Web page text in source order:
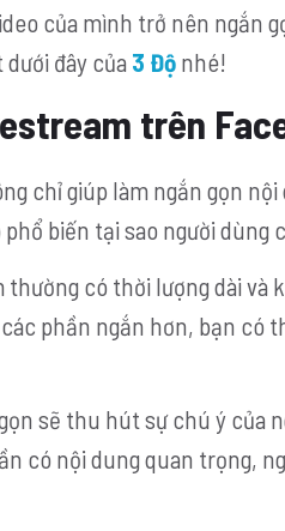
của mình trở nên ngắn
đây của 3 Độ nhé!
trên
chỉ giúp làm ngắn gọn
biến tại sao người
thường có thời lượng dài và
phần ngắn hơn, bạn có
sẽ thu hút sự chú ý của
có nội dung quan trọng,